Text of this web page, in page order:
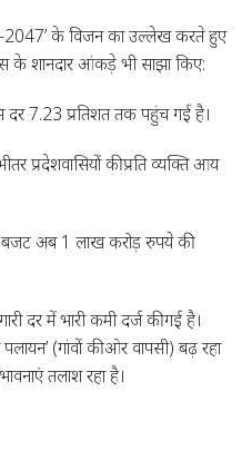
2047’ के विजन का उल्लेख करते हुए
के शानदार आंकड़े भी साझा किए:
दर 7.23 प्रतिशत तक पहुंच गई है।
प्रदेशवासियों की प्रति व्यक्ति आय
बजट अब 1 लाख करोड़ रुपये की
दर में भारी कमी दर्ज की गई है।
(गांवों की ओर वापसी) बढ़ रहा
तलाश रहा है।